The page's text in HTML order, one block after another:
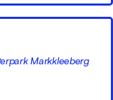
Markkleeberg